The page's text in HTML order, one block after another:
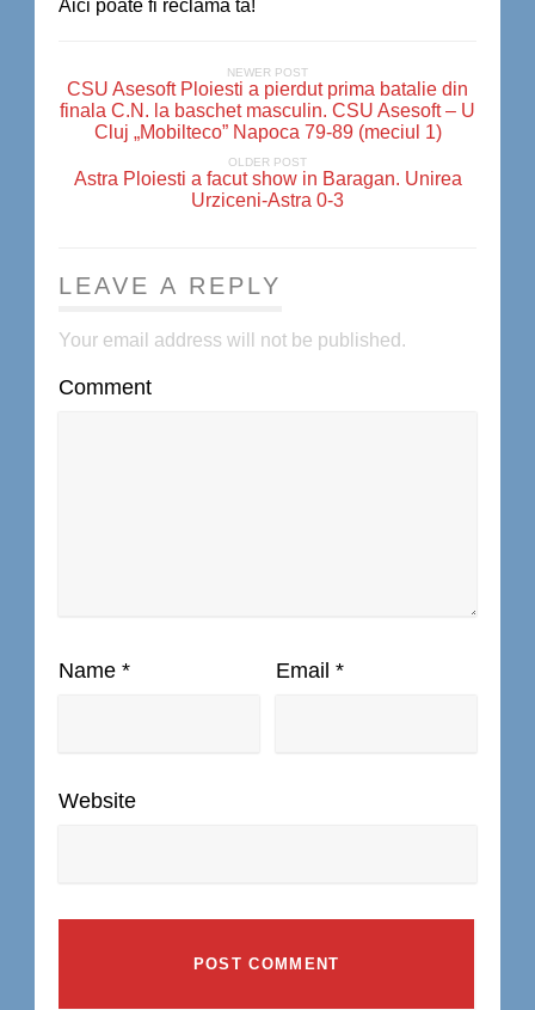
Aici poate fi reclama ta!
NEWER POST
CSU Asesoft Ploiesti a pierdut prima batalie din
finala C.N. la baschet masculin. CSU Asesoft – U
Cluj „Mobilteco” Napoca 79-89 (meciul 1)
OLDER POST
Astra Ploiesti a facut show in Baragan. Unirea
Urziceni-Astra 0-3
LEAVE A REPLY
Your email address will not be published.
Comment
Name * Email *
Website